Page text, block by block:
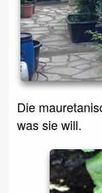
Die
was sie will.